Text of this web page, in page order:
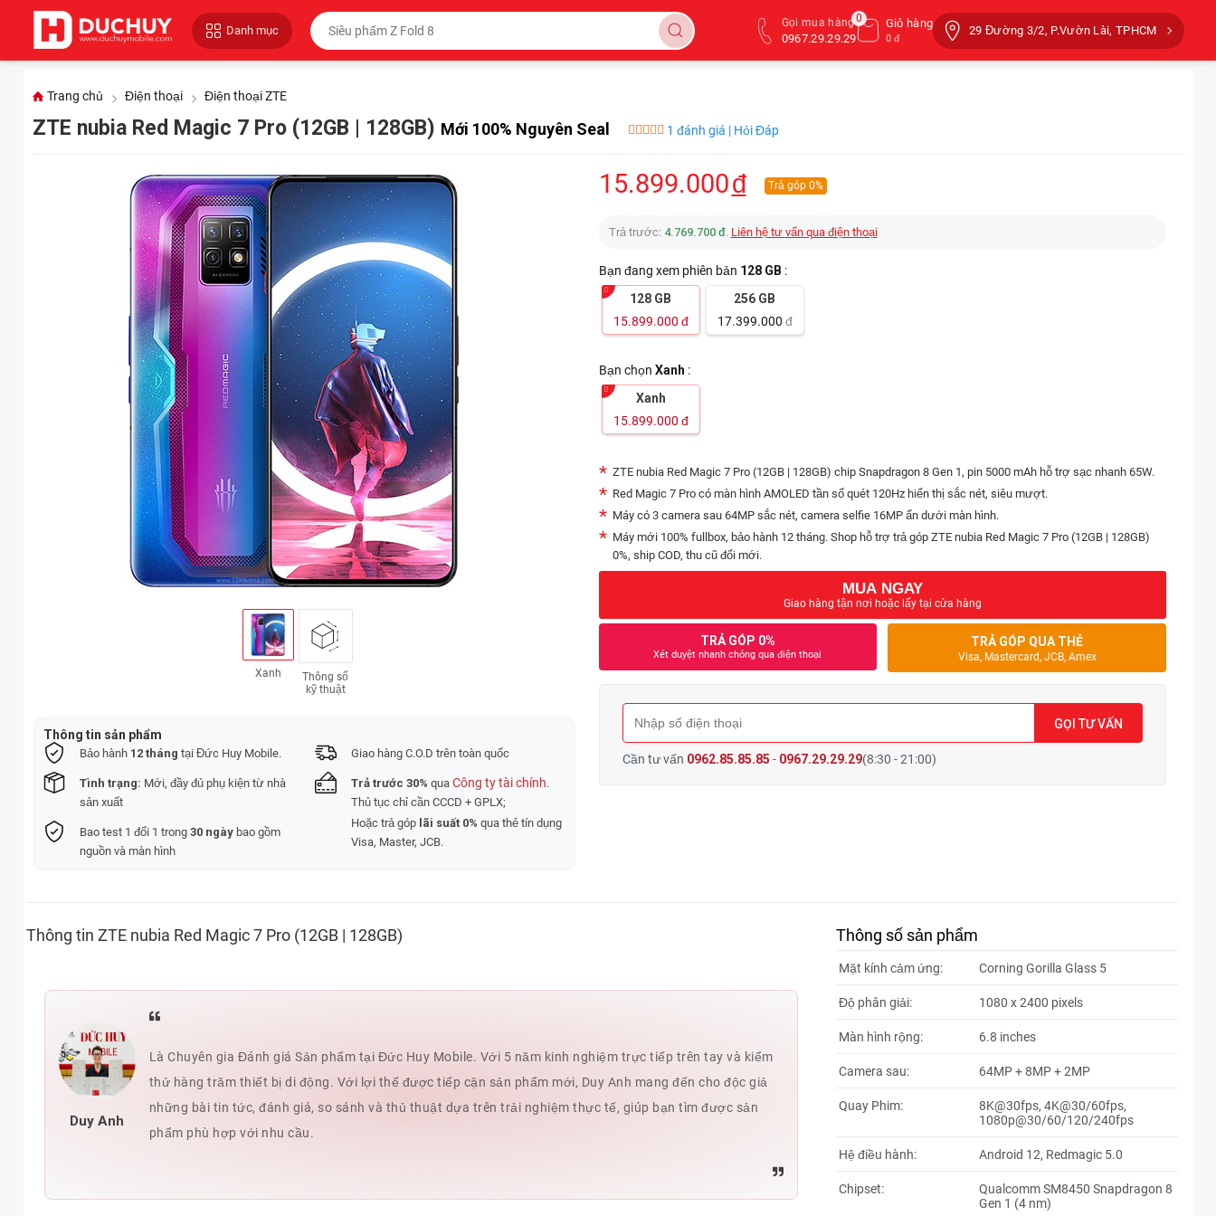
Danh mục
Gọi mua hàng
0967.29.29.29
Giỏ hàng
0 đ
0
29 Đường 3/2, P.Vườn Lài, TPHCM
Trang chủ Điện thoại Điện thoại ZTE
ZTE nubia Red Magic 7 Pro (12GB | 128GB) Mới 100% Nguyên Seal 1 đánh giá | Hỏi Đáp
Xanh
Thông số
kỹ thuật
Thông tin sản phẩm
Bảo hành12 tháng tại Đức Huy Mobile. Giao hàng C.O.D trên toàn quốc
Tình trạng: Mới, đầy đủ phụ kiện từ nhà
sản xuất
Trả trước 30% qua Công ty tài chính.
Thủ tục chỉ cần CCCD + GPLX;
Bao test 1 đổi 1 trong 30 ngày bao gồm
nguồn và màn hình
Hoặc trả góp lãi suất 0% qua thẻ tín dụng
Visa, Master, JCB.
15.899.000đ Trả góp 0%
Trả trước: 4.769.700 đ. Liên hệ tư vấn qua điện thoại
Bạn đang xem phiên bản 128 GB :
128 GB
15.899.000 đ
256 GB
17.399.000 đ
Bạn chọn Xanh :
Xanh
15.899.000 đ
ZTE nubia Red Magic 7 Pro (12GB | 128GB) chip Snapdragon 8 Gen 1, pin 5000 mAh hỗ trợ sạc nhanh 65W.
Red Magic 7 Pro có màn hình AMOLED tần số quét 120Hz hiển thị sắc nét, siêu mượt.
Máy có 3 camera sau 64MP sắc nét, camera selfie 16MP ẩn dưới màn hình.
Máy mới 100% fullbox, bảo hành 12 tháng. Shop hỗ trợ trả góp ZTE nubia Red Magic 7 Pro (12GB | 128GB)
0%, ship COD, thu cũ đổi mới.
MUA NGAY
Giao hàng tận nơi hoặc lấy tại cửa hàng
TRẢ GÓP 0%
Xét duyệt nhanh chóng qua điện thoại
TRẢ GÓP QUA THẺ
Visa, Mastercard, JCB, Amex
GỌI TƯ VẤN
Cần tư vấn 0962.85.85.85 - 0967.29.29.29(8:30 - 21:00)
Thông tin ZTE nubia Red Magic 7 Pro (12GB | 128GB)
Duy Anh
Là Chuyên gia Đánh giá Sản phẩm tại Đức Huy Mobile. Với 5 năm kinh nghiệm trực tiếp trên tay và kiểm
thử hàng trăm thiết bị di động. Với lợi thế được tiếp cận sản phẩm mới, Duy Anh mang đến cho độc giả
những bài tin tức, đánh giá, so sánh và thủ thuật dựa trên trải nghiệm thực tế, giúp bạn tìm được sản
phẩm phù hợp với nhu cầu.
Thông số sản phẩm
Mặt kính cảm ứng: Corning Gorilla Glass 5
Độ phân giải: 1080 x 2400 pixels
Màn hình rộng: 6.8 inches
Camera sau: 64MP + 8MP + 2MP
Quay Phim:
8K@30fps, 4K@30/60fps,
1080p@30/60/120/240fps
Hệ điều hành: Android 12, Redmagic 5.0
Chipset:
Qualcomm SM8450 Snapdragon 8
Gen 1 (4 nm)